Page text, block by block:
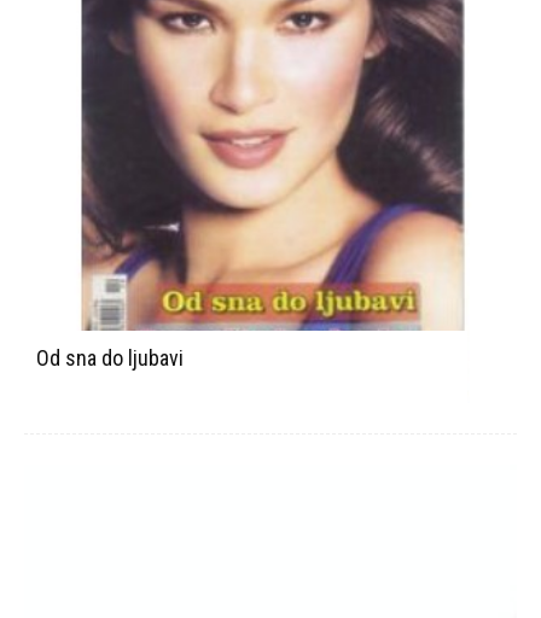
Od sna do ljubavi